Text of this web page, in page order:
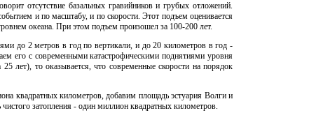
отсутствие базальных гравийников и грубых отложений.
и по масштабу, и по скорости. Этот подъем оценивается
океана. При этом подъем произошел за 100-200 лет.
до 2 метров в год по вертикали, и до 20 километров в год -
его с современными катастрофическими поднятиями уровня
лет), то оказывается, что современные скорости на порядок
квадратных километров, добавим площадь эстуария Волги и
затопления - один миллион квадратных километров.